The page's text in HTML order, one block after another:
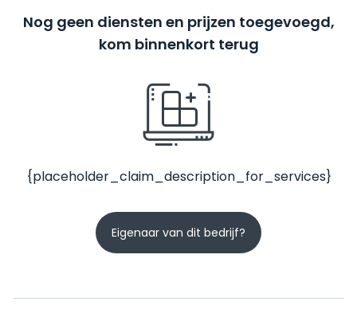
Nog geen diensten en prijzen toegevoegd,
kom binnenkort terug
{placeholder_claim_description_for_services}
Eigenaar van dit bedrijf?